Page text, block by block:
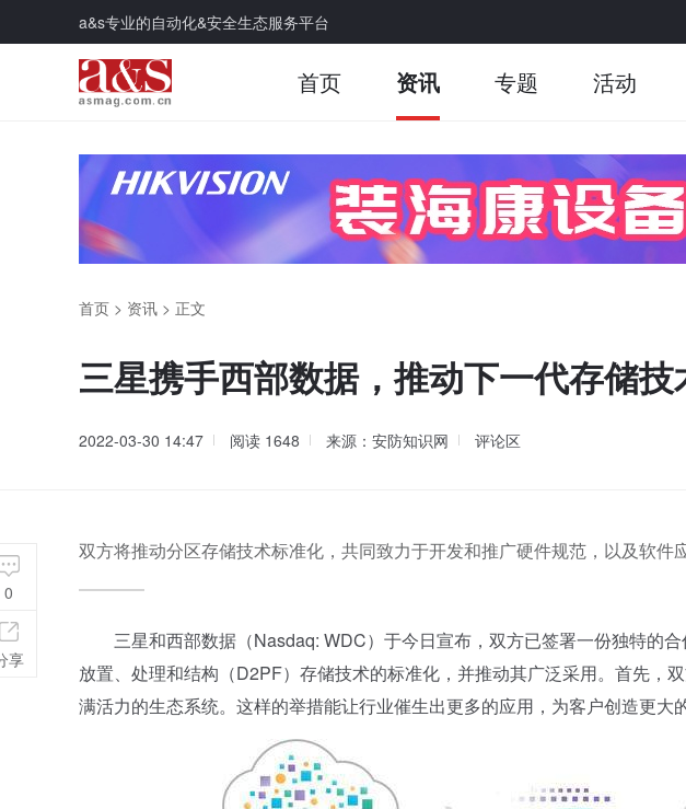
a&s专业的自动化&安全生态服务平台
首页 资讯 专题 活动
首页 > 资讯 > 正文
三星携手西部数据，推动下一代存储
2022-03-30 14:47 阅读 1648 来源：安防知识网 评论区
双方将推动分区存储技术标准化，共同致力于开发和推广硬件规范，以及软件
三星和西部数据（Nasdaq: WDC）于今日宣布，双方已签署一份独特的合
放置、处理和结构（D2PF）存储技术的标准化，并推动其广泛采用。首先，
满活力的生态系统。这样的举措能让行业催生出更多的应用，为客户创造更大的
0
享